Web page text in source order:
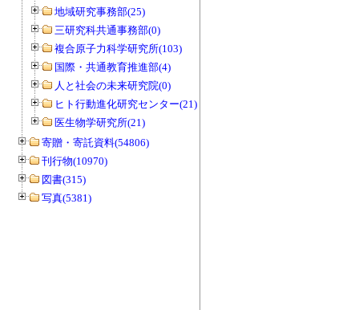
地域研究事務部(25)
三研究科共通事務部(0)
複合原子力科学研究所(103)
国際・共通教育推進部(4)
人と社会の未来研究院(0)
ヒト行動進化研究センター(21)
医生物学研究所(21)
寄贈・寄託資料(54806)
刊行物(10970)
図書(315)
写真(5381)